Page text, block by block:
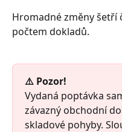
Hromadné změny šetří
počtem dokladů.
⚠️ Pozor!
Vydaná poptávka
závazný obchodní
skladové pohyby.